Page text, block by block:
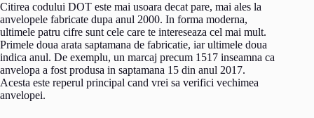
Citirea codului DOT este mai usoara decat pare, mai ales la
anvelopele fabricate dupa anul 2000. In forma moderna,
ultimele patru cifre sunt cele care te intereseaza cel mai mult.
Primele doua arata saptamana de fabricatie, iar ultimele doua
indica anul. De exemplu, un marcaj precum 1517 inseamna ca
anvelopa a fost produsa in saptamana 15 din anul 2017.
Acesta este reperul principal cand vrei sa verifici vechimea
anvelopei.